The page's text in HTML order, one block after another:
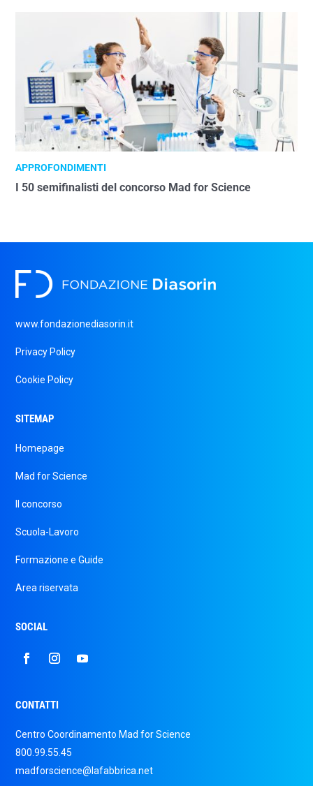
APPROFONDIMENTI
I 50 semifinalisti del concorso Mad for Science
www.fondazionediasorin.it
Privacy Policy
Cookie Policy
SITEMAP
Homepage
Mad for Science
Il concorso
Scuola-Lavoro
Formazione e Guide
Area riservata
SOCIAL
CONTATTI
Centro Coordinamento Mad for Science
800.99.55.45
madforscience@lafabbrica.net